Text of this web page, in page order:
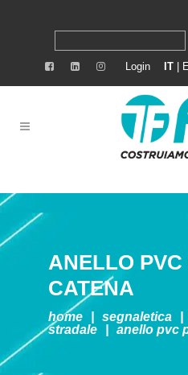
Login IT
ANELLO PVC
CATENA
home segnaletica
stradale
anello pvc